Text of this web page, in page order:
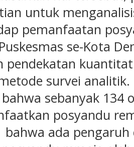
untuk
pemanfaatan
se-Kota
pendekatan
survei
sebanyak 134
posyandu
ada